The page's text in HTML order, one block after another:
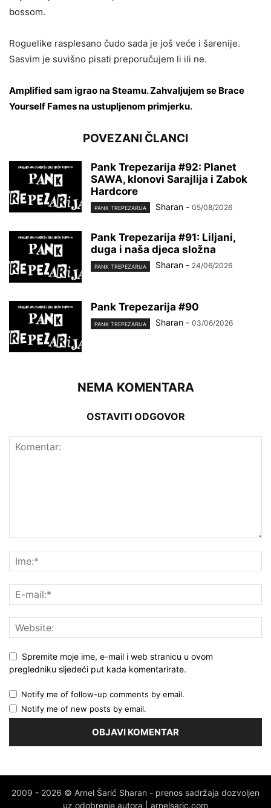
bossom.
Roguelike rasplesano čudo sada je još veće i šarenije.
Sasvim je suvišno pisati preporučujem li ili ne.
Amplified sam igrao na Steamu.Zahvaljujem se Brace
Yourself Fames na ustupljenom primjerku.
POVEZANI ČLANCI
Pank Trepezarija #92: Planet
SAWA, klonovi Sarajlija i Zabok
Hardcore
PANK TREPEZARIJA Sharan - 05/08/2026
Pank Trepezarija #91: Liljani,
duga i naša djeca složna
PANK TREPEZARIJA Sharan - 24/06/2026
Pank Trepezarija #90
PANK TREPEZARIJA Sharan - 03/06/2026
NEMA KOMENTARA
OSTAVITI ODGOVOR
Spremite moje ime, e-mail i web stranicu u ovom
pregledniku sljedeći put kada komentarirate.
Notify me of follow-up comments by email.
Notify me of new posts by email.
2009 - 2026 © Arnel Šarić Sharan - prenos sadržaja dozvoljen
uz odobrenje autora | arnelsaric.com